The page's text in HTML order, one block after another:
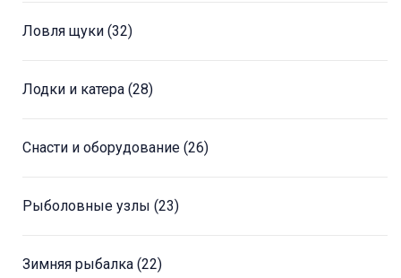
Ловля щуки (32)
Лодки и катера (28)
Снасти и оборудование (26)
Рыболовные узлы (23)
Зимняя рыбалка (22)